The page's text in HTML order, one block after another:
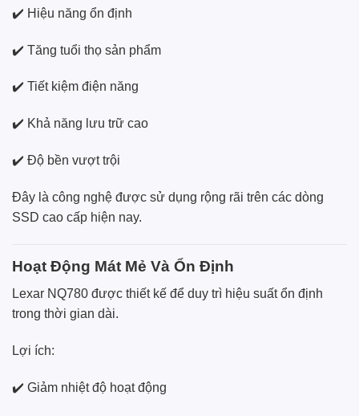
✔️ Hiệu năng ổn định
✔️ Tăng tuổi thọ sản phẩm
✔️ Tiết kiệm điện năng
✔️ Khả năng lưu trữ cao
✔️ Độ bền vượt trội
Đây là công nghệ được sử dụng rộng rãi trên các dòng
SSD cao cấp hiện nay.
Hoạt Động Mát Mẻ Và Ổn Định
Lexar NQ780 được thiết kế để duy trì hiệu suất ổn định
trong thời gian dài.
Lợi ích:
✔️ Giảm nhiệt độ hoạt động